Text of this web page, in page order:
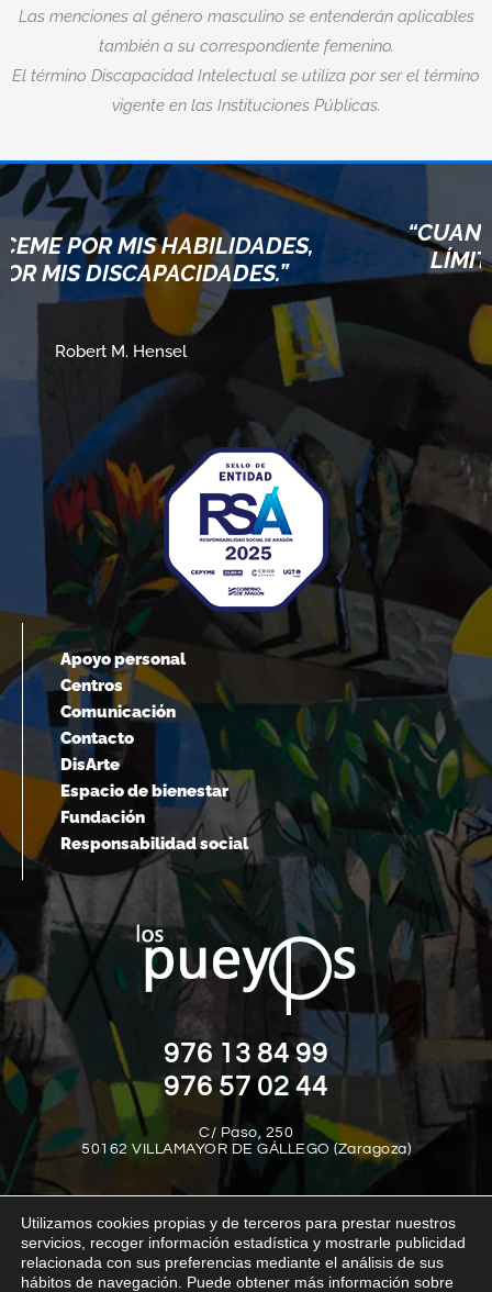
Las menciones al género masculino se entenderán aplicables
también a su correspondiente femenino.
El término Discapacidad Intelectual se utiliza por ser el término
vigente en las Instituciones Públicas.
“CUANDO ACEPTAMOS NUESTROS
LÍMITES, VAMOS MÁS ALLÁ DE
ELLOS.”
Albert Einstein
Apoyo personal
Centros
Comunicación
Contacto
DisArte
Espacio de bienestar
Fundación
Responsabilidad social
976 13 84 99
976 57 02 44
C/ Paso, 250
50162 VILLAMAYOR DE GÁLLEGO (Zaragoza)
Utilizamos cookies propias y de terceros para prestar nuestros
servicios, recoger información estadística y mostrarle publicidad
relacionada con sus preferencias mediante el análisis de sus
hábitos de navegación. Puede obtener más información sobre